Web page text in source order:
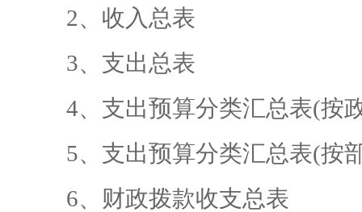
2、收入总表
3、支出总表
4、支出预算分类汇总表(按
5、支出预算分类汇总表(按
6、财政拨款收支总表